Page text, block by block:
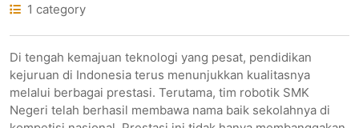
1 category
Di tengah kemajuan teknologi yang pesat, pendidikan
kejuruan di Indonesia terus menunjukkan kualitasnya
melalui berbagai prestasi. Terutama, tim robotik SMK
Negeri telah berhasil membawa nama baik sekolahnya di